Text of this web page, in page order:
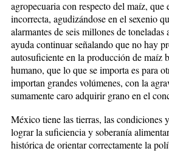
agro­pe­cua­ria con respecto del maíz,
incorrecta, agudizándose en el sexenio
alarmantes de seis mi­llo­nes de
ayu­da continuar señalando que no hay
autosuficiente en la producción de maíz
humano, que lo que se importa es para
importan grandes volúmenes, con la
sumamente caro adquirir grano en el
México tiene las tierras, las condiciones
lograr la suficiencia y soberanía
histórica de orien­tar correctamente la